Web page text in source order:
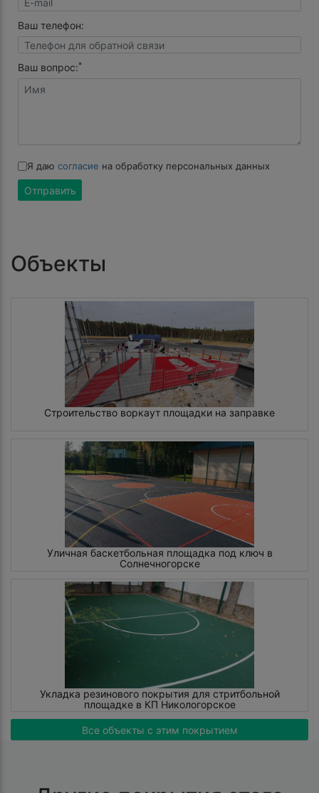
Ваш телефон:
Ваш вопрос:*
Я даю согласие на обработку персональных данных
Отправить
Объекты
Строительство воркаут площадки на заправке
Уличная баскетбольная площадка под ключ в
Солнечногорске
Укладка резинового покрытия для стритбольной
площадке в КП Никологорское
Все объекты с этим покрытием